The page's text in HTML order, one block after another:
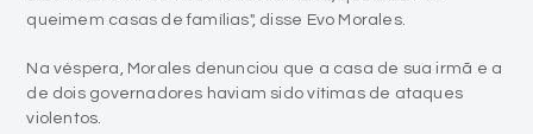
queimem casas de famílias", disse Evo Morales.
Na véspera, Morales denunciou que a casa de sua irmã e a
de dois governadores haviam sido vítimas de ataques
violentos.